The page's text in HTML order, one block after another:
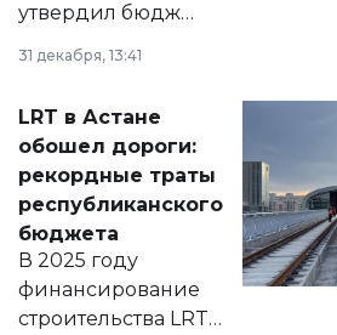
утвердил бюджет
города на 2026–
2028 годы.
документ
появился в базе
нормативных
правовых актов и
на сайте маслихат
города.
31 декабря, 13:41
LRT в Астане
обошел дороги:
рекордные траты
республиканского
бюджета
В 2025 году
финансирование
строительства LRT